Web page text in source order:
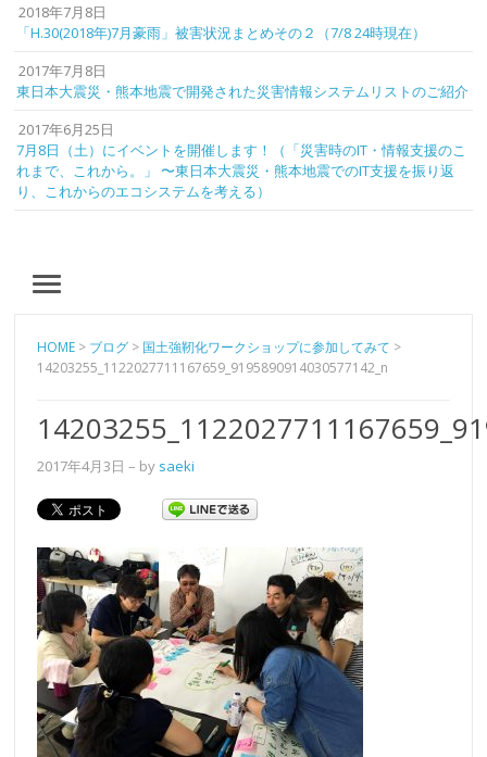
2018年7月8日
「H.30(2018年)7月豪雨」被害状況まとめその２（7/8 24時現在）
2017年7月8日
東日本大震災・熊本地震で開発された災害情報システムリストのご紹介
2017年6月25日
7月8日（土）にイベントを開催します！（「災害時のIT・情報支援のこ
れまで、これから。」 〜東日本大震災・熊本地震でのIT支援を振り返
り、これからのエコシステムを考える）
MENU
HOME > ブログ > 国土強靭化ワークショップに参加してみて >
14203255_1122027711167659_9195890914030577142_n
2017年4月3日 – by saeki